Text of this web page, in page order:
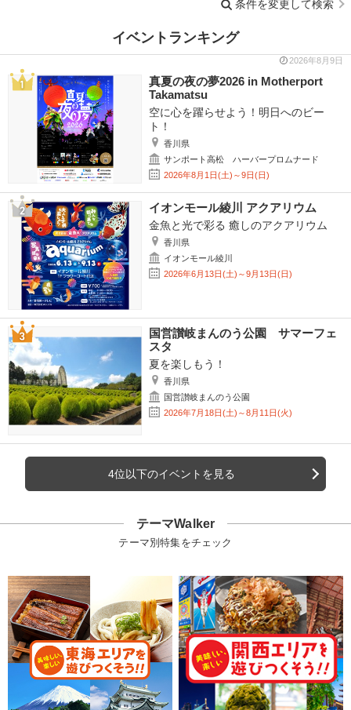
条件を変更して検索
イベントランキング
2026年8月9日
真夏の夜の夢2026 in Motherport
Takamatsu
空に心を躍らせよう！明日へのビー
ト！
香川県
サンポート高松 ハーバープロムナード
2026年8月1日(土)～9日(日)
イオンモール綾川 アクアリウム
金魚と光で彩る 癒しのアクアリウム
香川県
イオンモール綾川
2026年6月13日(土)～9月13日(日)
国営讃岐まんのう公園 サマーフェ
スタ
夏を楽しもう！
香川県
国営讃岐まんのう公園
2026年7月18日(土)～8月11日(火)
4位以下のイベントを見る
テーマWalker
テーマ別特集をチェック